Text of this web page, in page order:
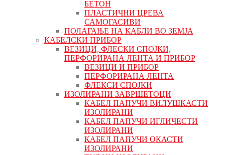
БЕТОН
ПЛАСТИЧНИ ЦРЕВА
САМОГАСИВИ
ПОЛАГАЊЕ НА КАБЛИ ВО ЗЕМЈА
КАБЕЛСКИ ПРИБОР
ВЕЗИЦИ, ФЛЕСКИ СПОЈКИ,
ПЕРФОРИРАНА ЛЕНТА И ПРИБОР
ВЕЗИЦИ И ПРИБОР
ПЕРФОРИРАНА ЛЕНТА
ФЛЕКСИ СПОЈКИ
ИЗОЛИРАНИ ЗАВРШЕТОЦИ
КАБЕЛ ПАПУЧИ ВИЛУШКАСТИ
ИЗОЛИРАНИ
КАБЕЛ ПАПУЧИ ИГЛИЧЕСТИ
ИЗОЛИРАНИ
КАБЕЛ ПАПУЧИ ОКАСТИ
ИЗОЛИРАНИ